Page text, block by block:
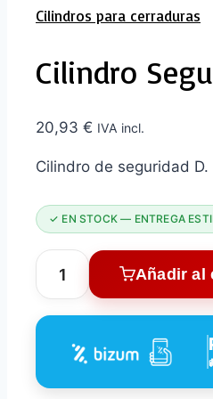
Cilindros para cerraduras
Cilindro
20,93 € IVA incl.
Cilindro de seguridad
✓ EN STOCK — ENTREGA
Cilindro
D
EMBR
30X30
Añadir al